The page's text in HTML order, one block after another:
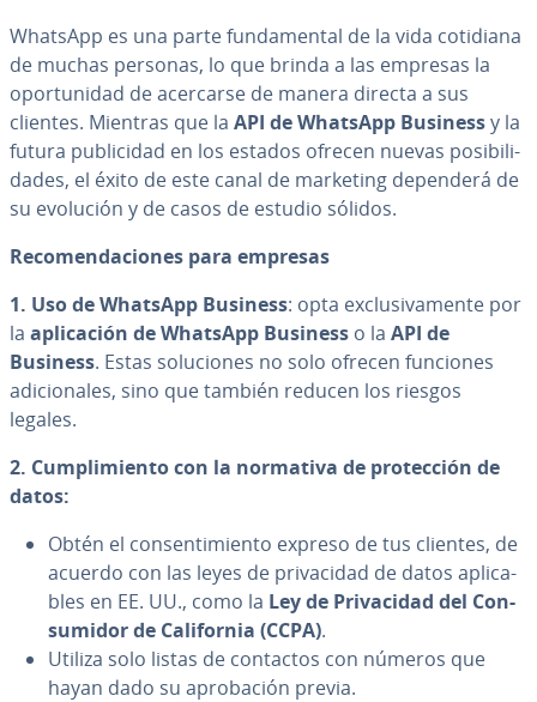
WhatsApp es una parte fu­n­da­me­n­tal de la vida cotidiana
de muchas personas, lo que brinda a las empresas la
opo­r­tu­ni­dad de acercarse de manera directa a sus
clientes. Mientras que la API de WhatsApp Businessy la
futura pu­bli­ci­dad en los estados ofrecen nuevas po­si­bi­li­
da­des, el éxito de este canal de marketing dependerá de
su evolución y de casos de estudio sólidos.
Re­co­me­n­da­cio­nes para empresas
1. Uso de WhatsApp Business: opta ex­clu­si­va­me­n­te por
la apli­ca­ción de WhatsApp Business o la API de
Business. Estas so­lu­cio­nes no solo ofrecen funciones
adi­cio­na­les, sino que también reducen los riesgos
legales.
2. Cu­m­pli­mie­n­to con la normativa de pro­te­c­ción de
datos:
Obtén el co­n­se­n­ti­mie­n­to expreso de tus clientes, de
acuerdo con las leyes de pri­va­ci­dad de datos apli­ca­
bles en EE. UU., como la Ley de Pri­va­ci­dad del Co­n­
su­mi­dor de Ca­li­fo­r­nia (CCPA).
Utiliza solo listas de contactos con números que
hayan dado su apro­ba­ción previa.